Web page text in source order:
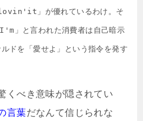
」が優れているわけ。そ
」と言われた消費者は自己暗示
ドを「愛せよ」という指令を発す
くべき意味が隠されてい
言葉だなんて信じられな